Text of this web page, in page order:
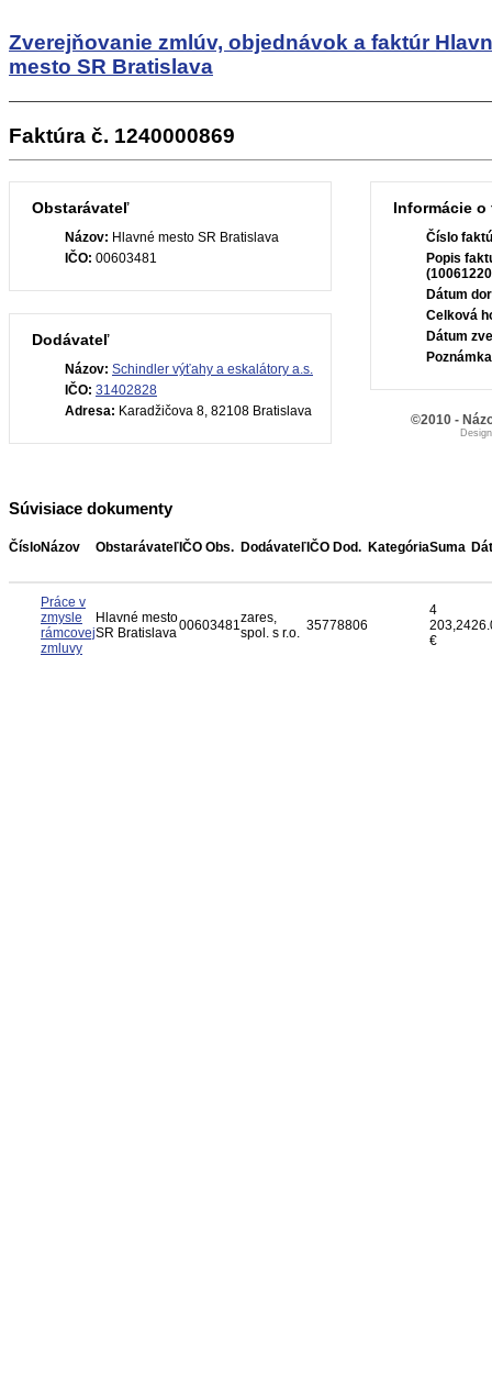
Zverejňovanie zmlúv, objednávok a faktúr
mesto SR Bratislava
Faktúra č. 1240000869
Obstarávateľ
Názov: Hlavné mesto SR Bratislava
IČO: 00603481
Dodávateľ
Názov: Schindler výťahy a eskalátory a.s.
IČO: 31402828
Adresa: Karadžičova 8, 82108 Bratislava
Informácie o
Číslo
Popis
Dátum
Celková
Dátum
Súvisiace dokumenty
ČísloNázov Obstarávateľ IČO Obs. Dodávateľ IČO Dod. KategóriaSuma
Práce v
zmysle
rámcovej
zmluvy
Hlavné mesto
SR Bratislava00603481zares,
spol. s r.o. 35778806
4
203,24
€
©2010 -